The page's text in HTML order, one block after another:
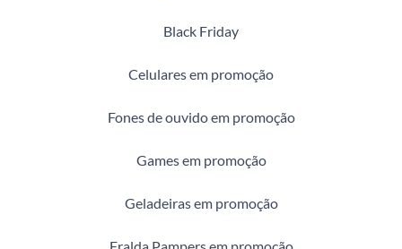
Black Friday
Celulares em promoção
Fones de ouvido em promoção
Games em promoção
Geladeiras em promoção